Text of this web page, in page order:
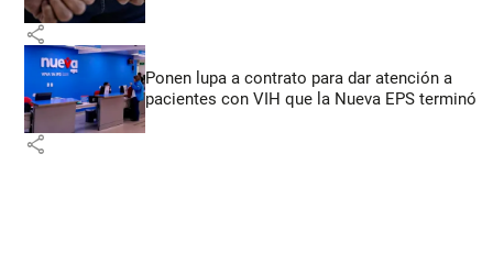
share
Ponen lupa a contrato para dar atención a
pacientes con VIH que la Nueva EPS terminó
share